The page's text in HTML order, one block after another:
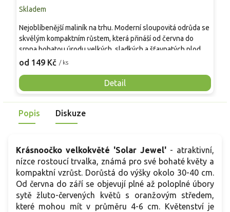
Skladem
od 149 Kč / ks
Detail
Nejoblíbenější maliník na trhu. Moderní sloupovitá odrůda se
skvělým kompaktním růstem, která přináší od června do
srpna bohatou úrodu velkých, sladkých a šťavnatých plodů.
Pevné vzpřímené výhony tvoří elegantní habitus bez
Mrazuvzdornost do −25 °C a spolehlivá vitalita z něj dělají
skvělou volbu pro každého pěstitele.
Popis Diskuze
Krásnoočko velkokvěté 'Solar Jewel' - atraktivní,
nízce rostoucí trvalka, známá pro své bohaté květy a
kompaktní vzrůst. Dorůstá do výšky okolo 30-40 cm.
Od června do září se objevují plné až poloplné úbory
sytě žluto-červených květů s oranžovým středem,
které mohou mít v průměru 4-6 cm. Květenství je